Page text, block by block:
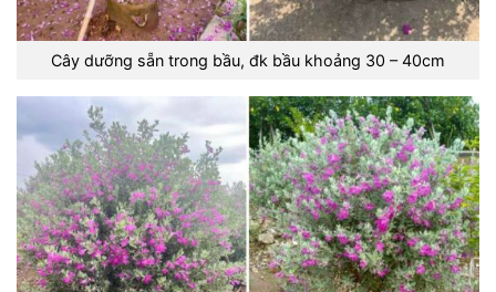
Cây dưỡng sẵn trong bầu, đk bầu khoảng 30 – 40cm